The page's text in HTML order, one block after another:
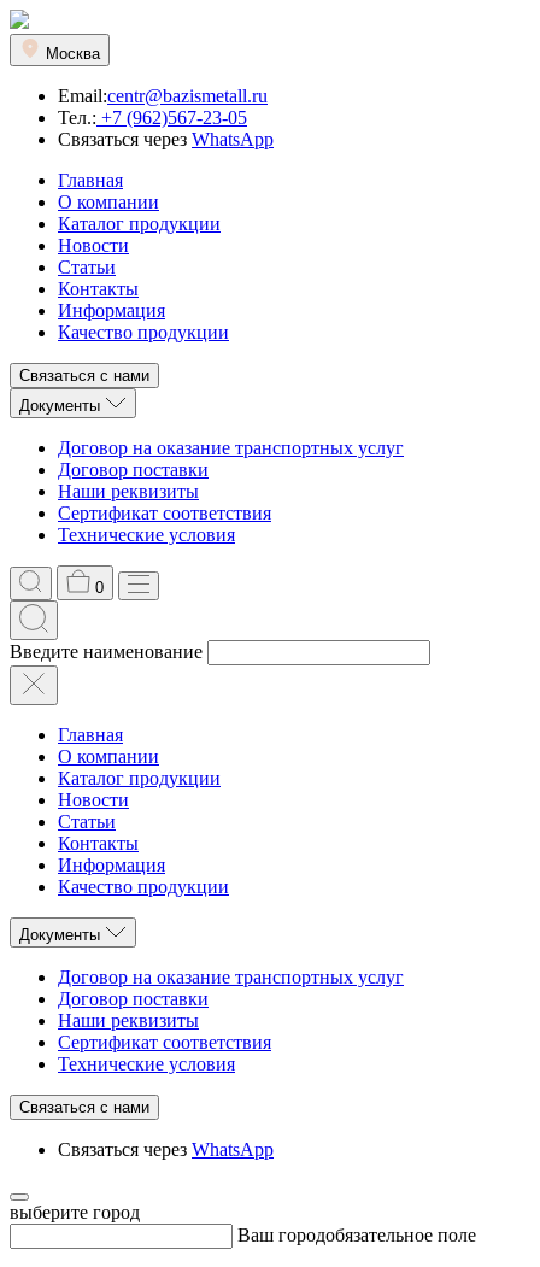
Москва
Email:centr@bazismetall.ru
Тел.: +7 (962)567-23-05
Связаться через WhatsApp
Главная
О компании
Каталог продукции
Новости
Статьи
Контакты
Информация
Качество продукции
Связаться с нами
Документы
Договор на оказание транспортных услуг
Договор поставки
Наши реквизиты
Сертификат соответствия
Технические условия
0
Введите наименование
Главная
О компании
Каталог продукции
Новости
Статьи
Контакты
Информация
Качество продукции
Документы
Договор на оказание транспортных услуг
Договор поставки
Наши реквизиты
Сертификат соответствия
Технические условия
Связаться с нами
Связаться через WhatsApp
выберите город
Ваш городобязательное поле